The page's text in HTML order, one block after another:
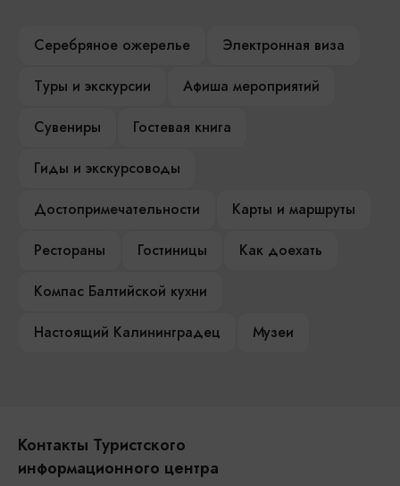
Серебряное ожерелье
Электронная виза
Туры и экскурсии
Афиша мероприятий
Сувениры
Гостевая книга
Гиды и экскурсоводы
Достопримечательности
Карты и маршруты
Рестораны
Гостиницы
Как доехать
Компас Балтийской кухни
Настоящий Калининградец
Музеи
Контакты Туристского
информационного центра